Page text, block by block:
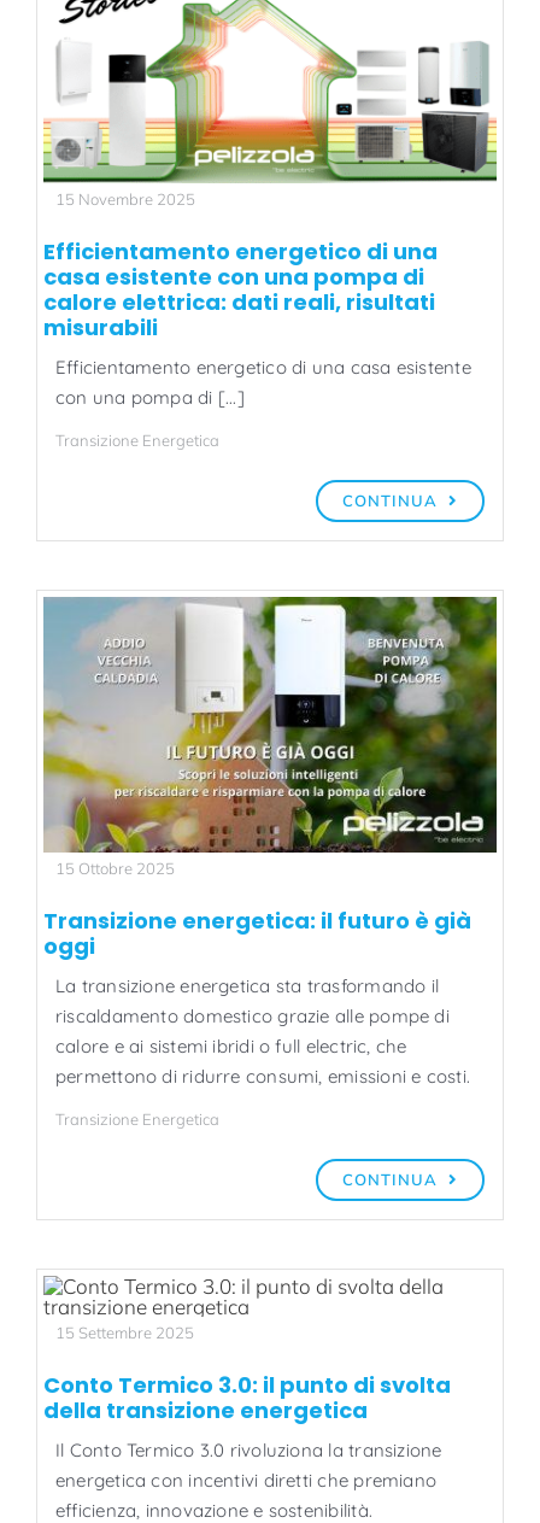
15 Novembre 2025
Efficientamento energetico di una
casa esistente con una pompa di
calore elettrica: dati reali, risultati
misurabili
Efficientamento energetico di una casa esistente
con una pompa di [...]
Transizione Energetica
CONTINUA
15 Ottobre 2025
Transizione energetica: il futuro è già
oggi
La transizione energetica sta trasformando il
riscaldamento domestico grazie alle pompe di
calore e ai sistemi ibridi o full electric, che
permettono di ridurre consumi, emissioni e costi.
Transizione Energetica
CONTINUA
15 Settembre 2025
Conto Termico 3.0: il punto di svolta
della transizione energetica
Il Conto Termico 3.0 rivoluziona la transizione
energetica con incentivi diretti che premiano
efficienza, innovazione e sostenibilità.